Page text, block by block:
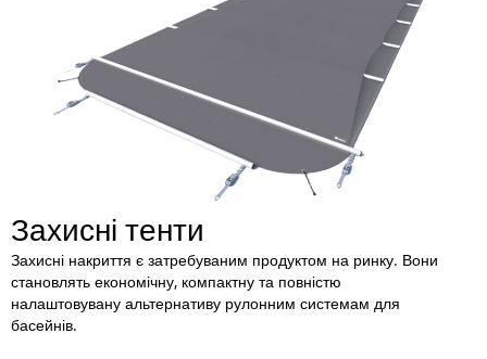
Захисні тенти
Захисні накриття є затребуваним продуктом на ринку. Вони
становлять економічну, компактну та повністю
налаштовувану альтернативу рулонним системам для
басейнів.